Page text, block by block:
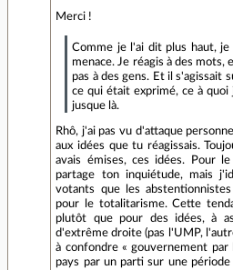
Merci !
Comme je l'ai dit plus haut,
menace. Je réagis à des mots,
pas à des gens. Et il
ce qui était exprimé, ce à
jusque là.
Rhô, j'ai pas vu d'attaque
aux idées que tu réagissais.
avais émises, ces idées. Pour
partage ton inquiétude, mais
votants que les
pour le totalitarisme. Cette
plutôt que pour des idées, à
d'extrême droite (pas l'UMP,
à confondre « gouvernement
pays par un parti sur une